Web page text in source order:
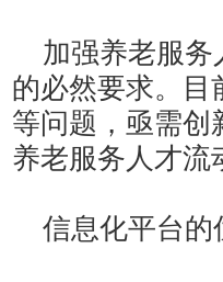
加强养老服务
的必然要求。目
等问题，亟需创
养老服务人才流
信息化平台的